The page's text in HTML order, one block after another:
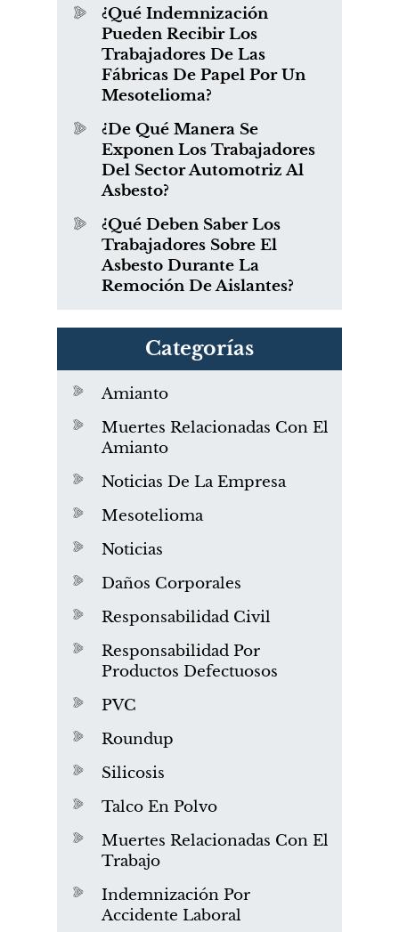
¿Qué Indemnización
Pueden Recibir Los
Trabajadores De Las
Fábricas De Papel Por Un
Mesotelioma?
¿De Qué Manera Se
Exponen Los Trabajadores
Del Sector Automotriz Al
Asbesto?
¿Qué Deben Saber Los
Trabajadores Sobre El
Asbesto Durante La
Remoción De Aislantes?
Categorías
Amianto
Muertes Relacionadas Con El
Amianto
Noticias De La Empresa
Mesotelioma
Noticias
Daños Corporales
Responsabilidad Civil
Responsabilidad Por
Productos Defectuosos
PVC
Roundup
Silicosis
Talco En Polvo
Muertes Relacionadas Con El
Trabajo
Indemnización Por
Accidente Laboral